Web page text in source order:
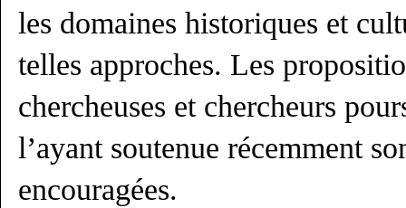
les domaines historiques et
telles approches. Les
chercheuses et chercheurs
l’ayant soutenue récemment
encouragées.